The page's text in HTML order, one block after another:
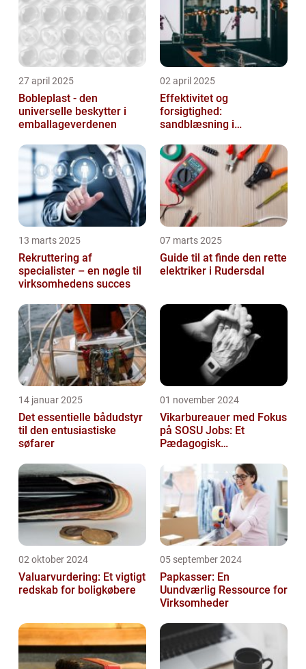
27 april 2025
Bobleplast - den
universelle beskytter i
emballageverdenen
02 april 2025
Effektivitet og
forsigtighed:
sandblæsning i
13 marts 2025
Rekruttering af
specialister – en nøgle til
virksomhedens succes
07 marts 2025
Guide til at finde den rette
elektriker i Rudersdal
14 januar 2025
Det essentielle bådudstyr
til den entusiastiske
søfarer
01 november 2024
Vikarbureauer med Fokus
på SOSU Jobs: Et
Pædagogisk
02 oktober 2024
Valuarvurdering: Et vigtigt
redskab for boligkøbere
05 september 2024
Papkasser: En
Uundværlig Ressource for
Virksomheder